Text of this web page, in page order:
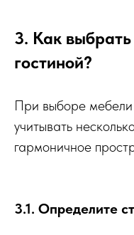
3. Как
гостиной?
При выборе мебели
учитывать
гармоничное
3.1. Определите